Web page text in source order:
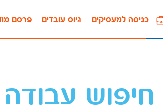
פרסם גיוס עובדים כניסה למעסיקים
חיפוש